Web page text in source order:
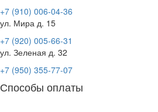
+7 (910) 006-04-36
ул. Мира д. 15
+7 (920) 005-66-31
ул. Зеленая д. 32
+7 (950) 355-77-07
Способы оплаты